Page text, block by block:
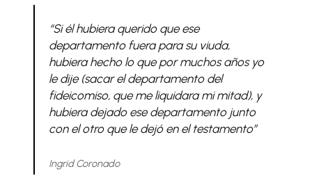
“Si él hubiera querido que ese
departamento fuera para su viuda,
hubiera hecho lo que por muchos años yo
le dije (sacar el departamento del
fideicomiso, que me liquidara mi mitad), y
hubiera dejado ese departamento junto
con el otro que le dejó en el testamento”
Ingrid Coronado